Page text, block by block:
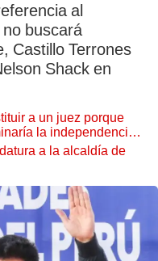
al
buscará
Castillo Terrones
Shack en
a un juez porque
la independencia
a la alcaldía de